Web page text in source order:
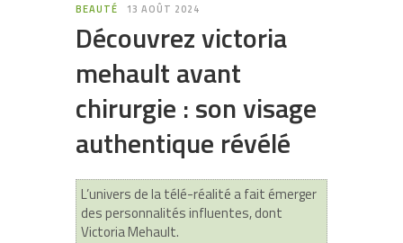
BEAUTÉ 13 AOÛT 2024
Découvrez victoria
mehault avant
chirurgie : son visage
authentique révélé
L’univers de la télé-réalité a fait émerger
des personnalités influentes, dont
Victoria Mehault.